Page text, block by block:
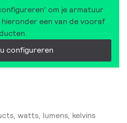
om je armatuur
een van de vooraf
configureren